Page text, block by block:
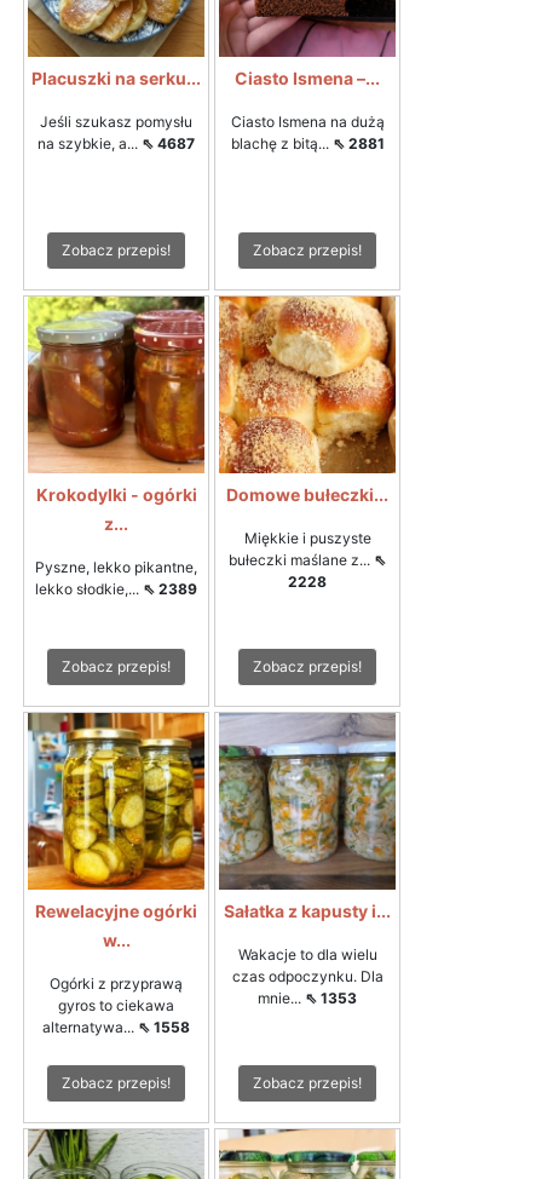
Placuszki na serku...
Jeśli szukasz pomysłu
na szybkie, a... ⇖ 4687
Zobacz przepis!
Ciasto Ismena –...
Ciasto Ismena na dużą
blachę z bitą... ⇖ 2881
Zobacz przepis!
Krokodylki - ogórki
z...
Pyszne, lekko pikantne,
lekko słodkie,... ⇖ 2389
Zobacz przepis!
Domowe bułeczki...
Miękkie i puszyste
bułeczki maślane z... ⇖
2228
Zobacz przepis!
Rewelacyjne ogórki
w...
Ogórki z przyprawą
gyros to ciekawa
alternatywa... ⇖ 1558
Zobacz przepis!
Sałatka z kapusty i...
Wakacje to dla wielu
czas odpoczynku. Dla
mnie... ⇖ 1353
Zobacz przepis!